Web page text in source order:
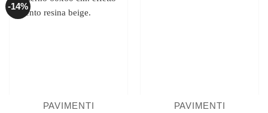
-14%
PAVIMENTI
PAVIMENTI